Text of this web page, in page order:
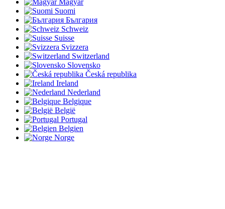
Suomi
България
Schweiz
Suisse
Svizzera
Switzerland
Slovensko
Česká republika
Ireland
Nederland
Belgique
België
Portugal
Belgien
Norge